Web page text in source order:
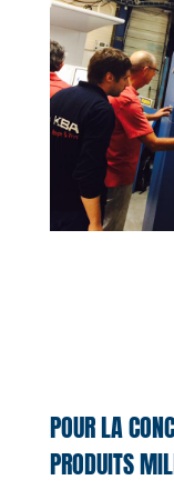
POUR LA
PRODUITS